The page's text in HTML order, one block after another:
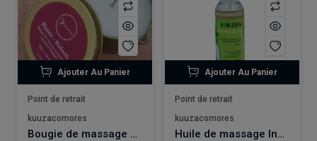
Ajouter Au Panier
Point de retrait
kuuzacomores
Bougie de massage Plaisir - Ridaah
Ajouter Au Panier
Point de retrait
kuuzacomores
Huile de massage Instant Divin BIOZEN